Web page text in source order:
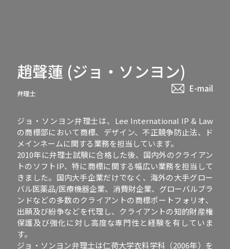
趙聲蓮 (ジョ・ソンヨン)
弁理士
ジョ・ソンヨン弁理士は、Lee International IP & Law
の商標部において商標、デザイン、不正競争防止法、ド
メインネームに関する業務を担当しています。
2010年に弁理士試験に合格した後、国内外のクライアン
トのソフトIP、特に商標に関する幅広い業務を担当して
きました。国内大手企業だけでなく、海外の大手グロー
バル医薬品/医療機器企業、消費財企業、グローバルブラ
ンドなどの多数のクライアントの商標ポートフォリオ、
出願及び紛争などを代理し、クライアントの知的財産権
保護及び強化に対し高度な専門性と経験を有していま
す。
ジョ・ソンヨン弁理士は仁荷大学衣料学科（2006年）を
E-mail